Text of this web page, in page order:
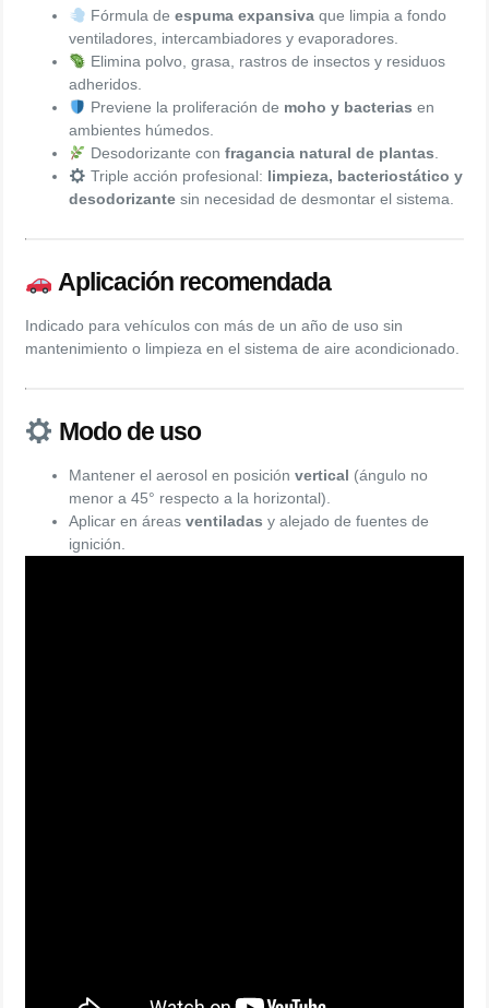
Fórmula deespuma expansiva que limpia a fondo
ventiladores, intercambiadores y evaporadores.
Elimina polvo, grasa, rastros de insectos y residuos
adheridos.
Previene la proliferación de moho y bacterias en
ambientes húmedos.
Desodorizante confragancia natural de plantas.
Triple acción profesional: limpieza, bacteriostático y
desodorizantesin necesidad de desmontar el sistema.
Aplicación recomendada
Indicado para vehículos con más de un año de uso sin
mantenimiento o limpieza en el sistema de aire acondicionado.
Modo de uso
Mantener el aerosol en posición vertical (ángulo no
menor a 45° respecto a la horizontal).
Aplicar en áreas ventiladas y alejado de fuentes de
ignición.